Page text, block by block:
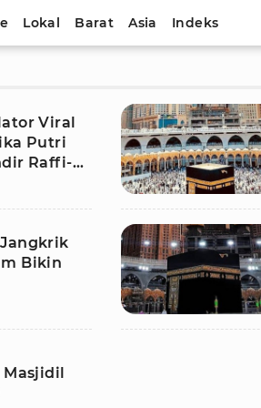
Lokal Barat Asia Indeks
Viral
Putri
Raffi-
Bikin
Masjidil